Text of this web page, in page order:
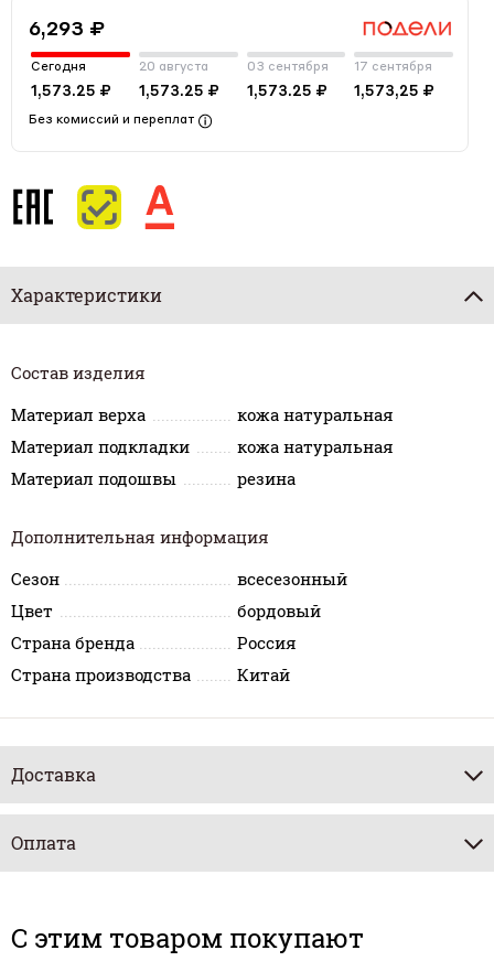
6,293 ₽
Сегодня
1,573.25 ₽
20 августа
1,573.25 ₽
03 сентября
1,573.25 ₽
17 сентября
1,573,25 ₽
Без комиссий и переплат
Характеристики
Состав изделия
Материал верха
кожа натуральная
Материал подкладки
кожа натуральная
Материал подошвы
резина
Дополнительная информация
Сезон
всесезонный
Цвет
бордовый
Страна бренда
Россия
Страна производства
Китай
Доставка
Оплата
C этим товаром покупают